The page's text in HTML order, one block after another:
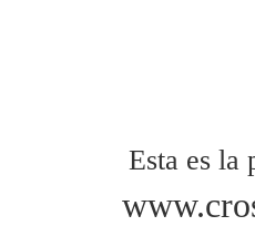
Esta es la